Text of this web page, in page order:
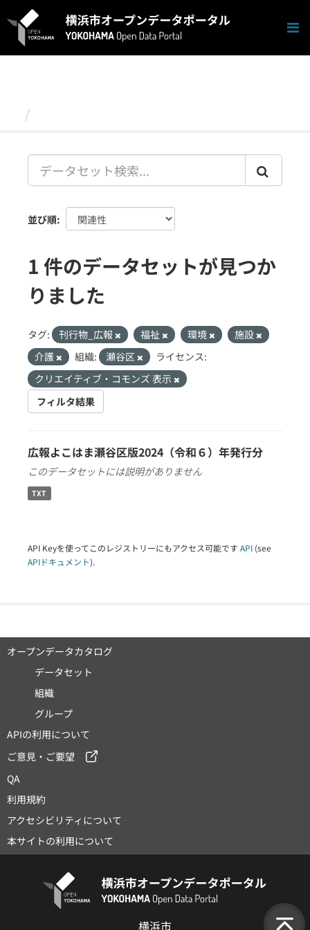
キ
並び順
1 件のデータセットが見つか
りました
タグ: 刊行物_広報 福祉 環境
施設
介護
組織: 瀬谷区
ライセンス:
クリエイティブ・コモンズ 表示
フィルタ結果
広報よこはま瀬谷区版2024（令和６）年発行分
このデータセットには説明がありません
TXT
API Keyを使ってこのレジストリーにもアクセス可能です API (see
APIドキュメント).
オープンデータカタログ
データセット
組織
グループ
APIの利用について
ご意見・ご要望
QA
利用規約
アクセシビリティについて
本サイトの利用について
横浜市